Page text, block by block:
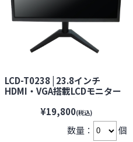
LCD-T0238 | 23.8インチ
HDMI・VGA搭載LCDモニター
【BROADWATCH】【ブロード
ウォッチ】【防犯カメラ】
【監視カメラ】【セキュリティ
¥19,800(税込)
数量： 個